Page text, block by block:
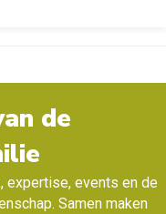
de
expertise, events en de
Samen maken